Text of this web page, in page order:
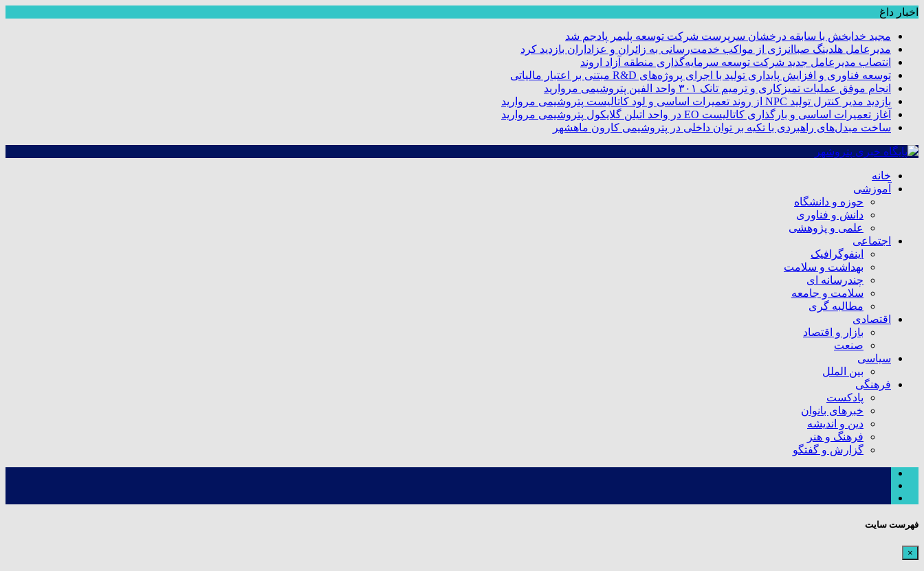
اخبار داغ
مجید خدابخش با سابقه درخشان سرپرست شرکت توسعه پلیمر پادجم شد
مدیرعامل هلدینگ صباانرژی از مواکب خدمت‌رسانی به زائران و عزاداران بازدید کرد
انتصاب مدیرعامل جدید شرکت توسعه سرمایه‌گذاری منطقه آزاد اروند
توسعه فناوری و افزایش پایداری تولید با اجرای پروژه‌های R&D مبتنی بر اعتبار مالیاتی
انجام موفق عملیات تمیزکاری و ترمیم تانک ۳۰۱ واحد الفین پتروشیمی مروارید
بازدید مدیر کنترل تولید NPC از روند تعمیرات اساسی و لود کاتالیست پتروشیمی مروارید
آغاز تعمیرات اساسی و بارگذاری کاتالیست EO در واحد اتیلن گلایکول پتروشیمی مروارید
ساخت مبدل‌های راهبردی با تکیه بر توان داخلی در پتروشیمی کارون ماهشهر
خانه
آموزشی
حوزه و دانشگاه
دانش و فناوری
علمی و پژوهشی
اجتماعی
اینفوگرافیک
بهداشت و سلامت
چندرسانه ای
سلامت و جامعه
مطالبه گری
اقتصادی
بازار و اقتصاد
صنعت
سیاسی
بین الملل
فرهنگی
پادکست
خبرهای بانوان
دین و اندیشه
فرهنگ و هنر
گزارش و گفتگو
فهرست سایت
×